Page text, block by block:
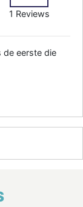
1 Reviews
de eerste die